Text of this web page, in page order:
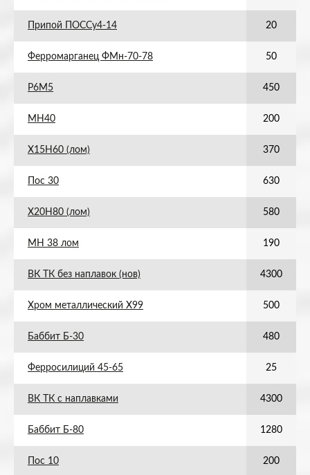
Припой ПОССу4-14 20
Ферромарганец ФМн-70-78 50
Р6М5 450
МН40 200
Х15Н60 (лом) 370
Пос 30 630
Х20Н80 (лом) 580
МН 38 лом 190
ВК ТК без наплавок (нов) 4300
Хром металлический Х99 500
Баббит Б-30 480
Ферросилиций 45-65 25
ВК ТК с наплавками 4300
Баббит Б-80 1280
Пос 10 200